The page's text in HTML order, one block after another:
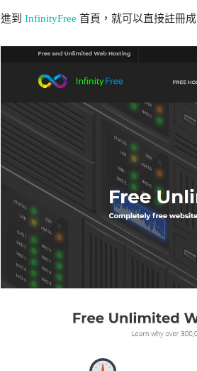
進到 InfinityFree 首頁，就可以直接註冊成